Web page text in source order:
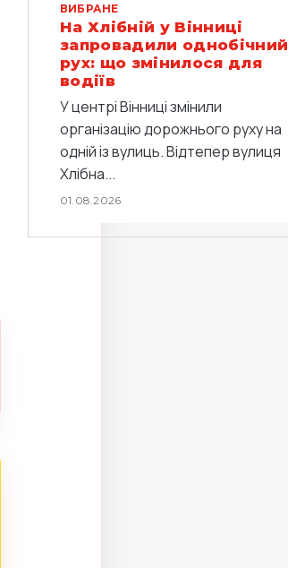
ВИБРАНЕ
На Хлібній у Вінниці
запровадили однобічний
рух: що змінилося для
водіїв
У центрі Вінниці змінили
організацію дорожнього руху на
одній із вулиць. Відтепер вулиця
Хлібна...
01.08.2026